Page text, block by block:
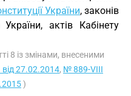
України, законів
актів Кабінету
8 із змінами, внесеними
27.02.2014, № 889-VIII
)